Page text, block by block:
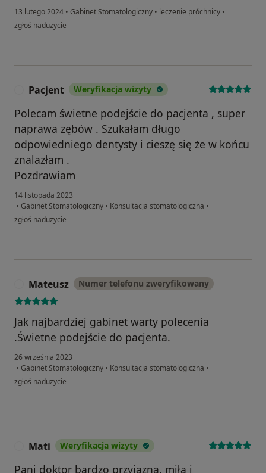
13 lutego 2024 • Gabinet Stomatologiczny • leczenie próchnicy •
w opinii użytkownika J.D.
zgłoś nadużycie
Pacjent Weryfikacja wizyty
Polecam świetne podejście do pacjenta , super
naprawa zębów . Szukałam długo
odpowiedniego dentysty i cieszę się że w końcu
znalazłam .
Pozdrawiam
14 listopada 2023
• Gabinet Stomatologiczny • Konsultacja stomatologiczna •
w opinii użytkownika Pacjent
zgłoś nadużycie
Mateusz Numer telefonu zweryfikowany
Jak najbardziej gabinet warty polecenia
.Świetne podejście do pacjenta.
26 września 2023
• Gabinet Stomatologiczny • Konsultacja stomatologiczna •
w opinii użytkownika Mateusz
zgłoś nadużycie
Mati Weryfikacja wizyty
Pani doktor bardzo przyjazna, miła i